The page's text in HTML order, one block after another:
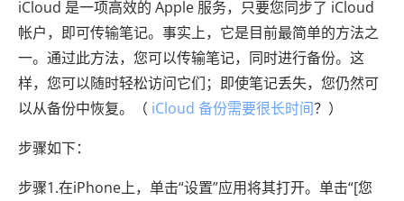
iCloud 是一项高效的 Apple 服务，只要您同步了 iCloud
帐户，即可传输笔记。事实上，它是目前最简单的方法之
一。通过此方法，您可以传输笔记，同时进行备份。这
样，您可以随时轻松访问它们；即使笔记丢失，您仍然可
以从备份中恢复。（ iCloud 备份需要很长时间？）
步骤如下：
步骤1.在iPhone上，单击“设置”应用将其打开。单击“[您